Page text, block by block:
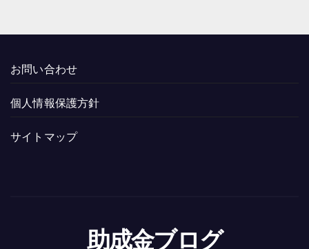
お問い合わせ
個人情報保護方針
サイトマップ
助成金ブログ